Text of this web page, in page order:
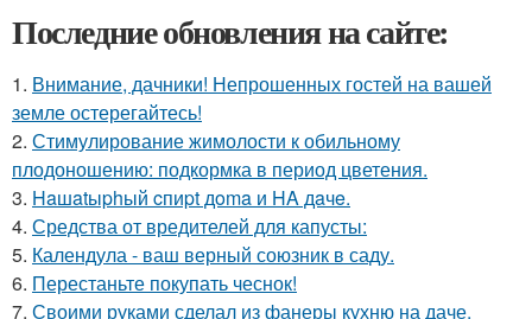
Последние обновления на сайте:
1. Внимание, дачники! Непрошенных гостей на вашей
земле остерегайтесь!
2. Стимулирование жимолости к обильному
плодоношению: подкормка в период цветения.
3. Haшatыphый cпиpt дoma и HA дaчe.
4. Средства от вредителей для капусты:
5. Календула - ваш верный союзник в саду.
6. Перестаньте покупать чеснок!
7. Своими руками сделал из фанеры кухню на даче.